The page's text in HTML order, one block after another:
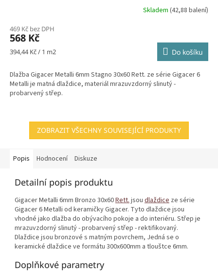
Skladem (42,88 balení)
469 Kč bez DPH
568 Kč
Měrná
394,44 Kč / 1 m2 Do košíku
Dlažba Gigacer Metalli 6mm Stagno 30x60 Rett. ze série Gigacer 6
Metalli je matná dlaždice, materiál mrazuvzdorný slinutý -
probarvený střep.
ZOBRAZIT VŠECHNY SOUVISEJÍCÍ PRODUKTY
Popis Hodnocení Diskuze
Detailní popis produktu
Gigacer Metalli 6mm Bronzo 30x60Rett. jsou dlaždice ze série
Gigacer 6 Metalli od keramičky Gigacer. Tyto dlaždice jsou
vhodné jako dlažba do obývacího pokoje a do interiéru. Střep je
mrazuvzdorný slinutý - probarvený střep - rektifikovaný.
Dlaždice jsou bronzové s matným povrchem, Jedná se o
keramické dlaždice ve formátu 300x600mm a tlouštce 6mm.
Doplňkové parametry